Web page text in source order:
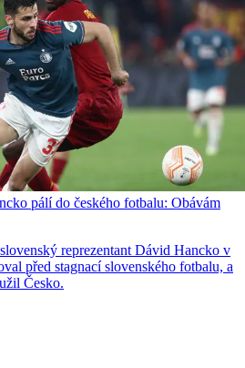
pálí do českého fotbalu: Obávám
reprezentant Dávid Hancko v
před stagnací slovenského fotbalu, a
Česko.